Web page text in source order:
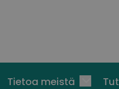
Tietoa meistä